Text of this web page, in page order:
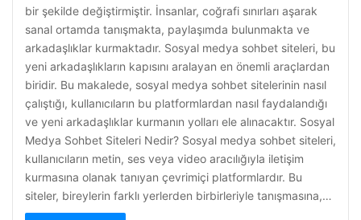
bir şekilde değiştirmiştir. İnsanlar, coğrafi sınırları aşarak
sanal ortamda tanışmakta, paylaşımda bulunmakta ve
arkadaşlıklar kurmaktadır. Sosyal medya sohbet siteleri, bu
yeni arkadaşlıkların kapısını aralayan en önemli araçlardan
biridir. Bu makalede, sosyal medya sohbet sitelerinin nasıl
çalıştığı, kullanıcıların bu platformlardan nasıl faydalandığı
ve yeni arkadaşlıklar kurmanın yolları ele alınacaktır. Sosyal
Medya Sohbet Siteleri Nedir? Sosyal medya sohbet siteleri,
kullanıcıların metin, ses veya video aracılığıyla iletişim
kurmasına olanak tanıyan çevrimiçi platformlardır. Bu
siteler, bireylerin farklı yerlerden birbirleriyle tanışmasına,…